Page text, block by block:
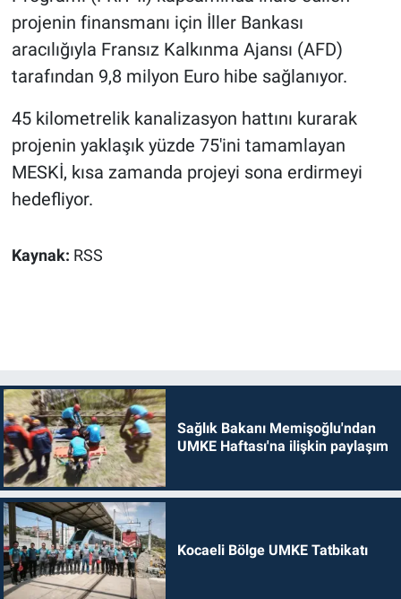
projenin finansmanı için İller Bankası
aracılığıyla Fransız Kalkınma Ajansı (AFD)
tarafından 9,8 milyon Euro hibe sağlanıyor.
45 kilometrelik kanalizasyon hattını kurarak
projenin yaklaşık yüzde 75'ini tamamlayan
MESKİ, kısa zamanda projeyi sona erdirmeyi
hedefliyor.
Kaynak: RSS
Sağlık Bakanı Memişoğlu'ndan
UMKE Haftası'na ilişkin paylaşım
Kocaeli Bölge UMKE Tatbikatı